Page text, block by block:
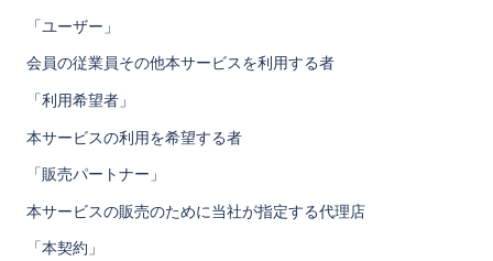
「ユーザー」
会員の従業員その他本サービスを利用する者
「利用希望者」
本サービスの利用を希望する者
「販売パートナー」
本サービスの販売のために当社が指定する代理店
「本契約」